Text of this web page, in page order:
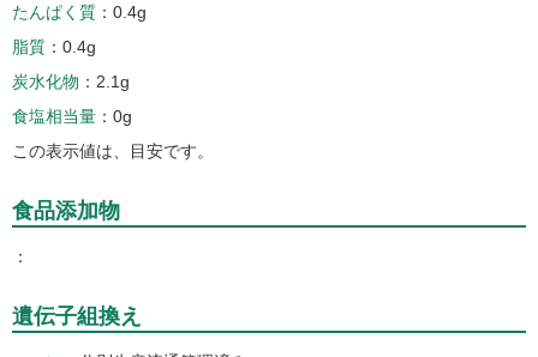
たんぱく質
0.4g
脂質
0.4g
炭水化物
2.1g
食塩相当量
0g
この表示値は、目安です。
食品添加物
遺伝子組換え